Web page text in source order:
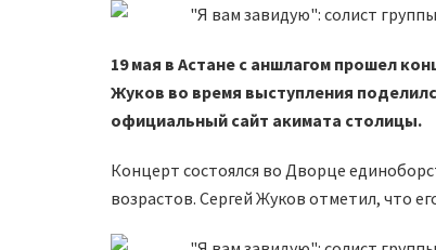
19 мая в Астане с аншлагом прошел
Жуков во время выступления
официальный сайт акимата столицы.
Концерт состоялся во Дворце
возрастов. Сергей Жуков отметил, что